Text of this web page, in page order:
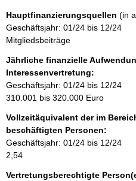
i
n
f
o
r
m
a
i
o
n
e
n
Hauptfinanzierungsquellen (in
Geschäftsjahr: 01/24 bis 12/24
Mitgliedsbeiträge
Jährliche finanzielle
Interessenvertretung:
Geschäftsjahr: 01/24 bis 12/24
310.001 bis 320.000 Euro
Vollzeitäquivalent der im
beschäftigten Personen:
Geschäftsjahr: 01/24 bis 12/24
2,54
Vertretungsberechtigte